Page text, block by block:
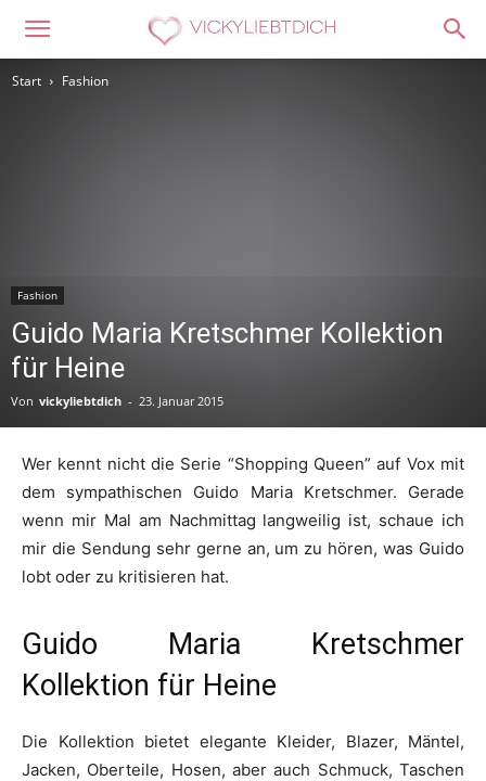
Start Fashion
Fashion
Guido Maria Kretschmer Kollektion
für Heine
Von vickyliebtdich - 23. Januar 2015
Wer kennt nicht die Serie “Shopping Queen” auf Vox mit
dem sympathischen Guido Maria Kretschmer. Gerade
wenn mir Mal am Nachmittag langweilig ist, schaue ich
mir die Sendung sehr gerne an, um zu hören, was Guido
lobt oder zu kritisieren hat.
Guido Maria Kretschmer
Kollektion für Heine
Die Kollektion bietet elegante Kleider, Blazer, Mäntel,
Jacken, Oberteile, Hosen, aber auch Schmuck, Taschen